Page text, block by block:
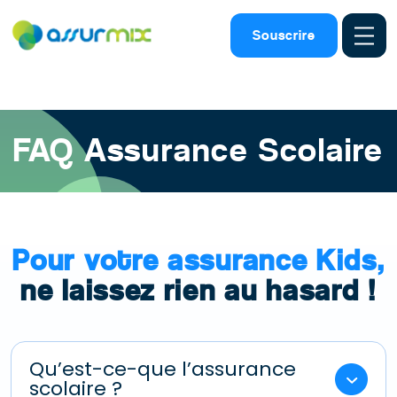
Souscrire
Assurance scolaire
Assurance scolaire obligatoire
primaire
FAQ Assurance Scolaire
Pour votre assurance Kids,
ne laissez rien au hasard !
Qu’est-ce-que l’assurance
scolaire ?